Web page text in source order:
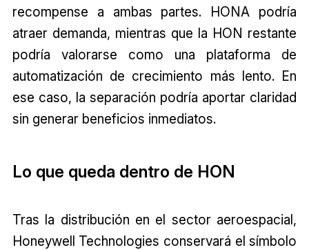
recompense a ambas partes. HONA podría
atraer demanda, mientras que la HON restante
podría valorarse como una plataforma de
automatización de crecimiento más lento. En
ese caso, la separación podría aportar claridad
sin generar beneficios inmediatos.
Lo que queda dentro de HON
Tras la distribución en el sector aeroespacial,
Honeywell Technologies conservará el símbolo